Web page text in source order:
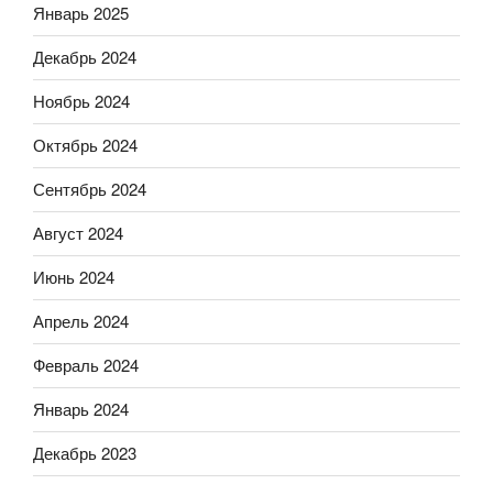
Январь 2025
Декабрь 2024
Ноябрь 2024
Октябрь 2024
Сентябрь 2024
Август 2024
Июнь 2024
Апрель 2024
Февраль 2024
Январь 2024
Декабрь 2023